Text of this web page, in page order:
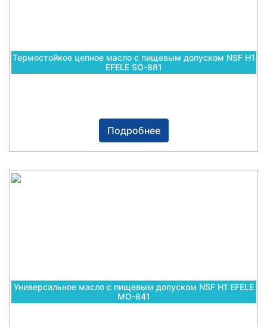
Термостойкое цепное масло с пищевым допуском NSF H1
EFELE SO-881
Подробнее
Универсальное масло с пищевым допуском NSF H1 EFELE
MO-841